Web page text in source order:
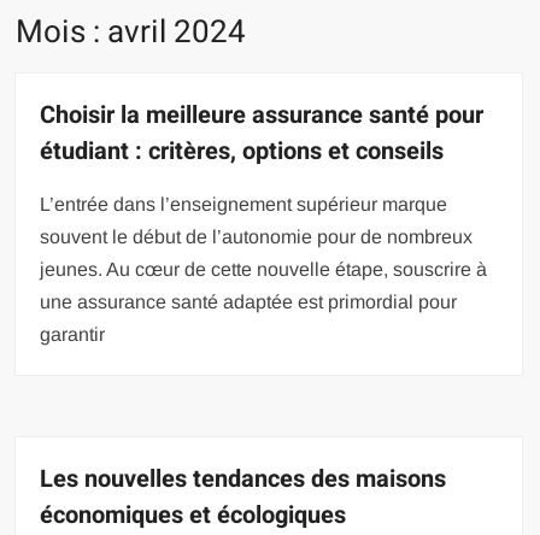
Mois : avril 2024
Choisir la meilleure assurance santé pour
étudiant : critères, options et conseils
L’entrée dans l’enseignement supérieur marque
souvent le début de l’autonomie pour de nombreux
jeunes. Au cœur de cette nouvelle étape, souscrire à
une assurance santé adaptée est primordial pour
garantir
Les nouvelles tendances des maisons
économiques et écologiques